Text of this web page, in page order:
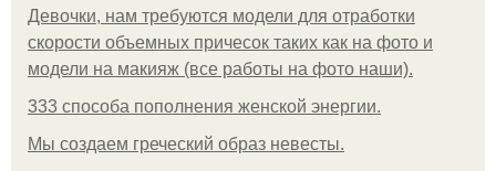
Девочки, нам требуются модели для отработки
скорости объемных причесок таких как на фото и
модели на макияж (все работы на фото наши).
333 способа пополнения женской энергии.
Мы создаем греческий образ невесты.